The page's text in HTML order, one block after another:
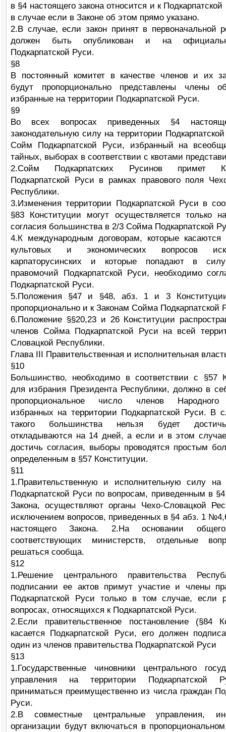
в §4 настоящего закона относится и к
в случае если в Законе об этом прямо указано.
2.В случае, если закон принят в первоначальной
должен быть опубликован и на
Подкарпатской Руси.
§8
В постоянный комитет в качестве членов и их
будут пропорционально представлены члены
избранные на территории Подкарпатской Руси.
§9
Во всех вопросах приведенных §4
законодательную силу на территории
Сойм Подкарпатской Руси, избранный на
тайных, выборах в соответствии с квотами
2.Сойм Подкарпатских Русинов примет
Подкарпатской Руси в рамках правового поля
Республики.
3.Изменения территории Подкарпатской Руси в
§83 Конституции могут осуществляется только
согласия большинства в 2/3 Сойма Подкарпатской
4.К международным договорам, которые касаются
культовых и экономических вопросов
карпаторусинских и которые попадают в
правомочий Подкарпатской Руси, необходимо
Подкарпатской Руси.
5.Положения §47 и §48, абз. 1 и 3 Конституции
пропорционально и к Законам Сойма Подкарпатской
6.Положение §§20,23 и 26 Конституции
членов Сойма Подкарпатской Руси на всей
Словацкой Республики.
Глава III Правительственная и исполнительная
§10
Большинство, необходимо в соответствии с §57
для избрания Президента Республики, должно в
пропорциональное число членов Народного
избранных на территории Подкарпатской Руси. В
такого большинства нельзя будет
откладываются на 14 дней, а если и в этом
достичь согласия, выборы проводятся простым
определенным в §57 Конституции.
§11
1.Правительственную и исполнительную силу на
Подкарпатской Руси по вопросам, приведенным в
Закона, осуществляют органы Чехо-Словацкой
исключением вопросов, приведенных в §4 абз. 1
настоящего Закона. 2.На основании
соответствующих министерств, отдельные
решаться сообща.
§12
1.Решение центрального правительства
подписании ее актов примут участие и члены
Подкарпатской Руси только в том случае, если
вопросах, относящихся к Подкарпатской Руси.
2.Если правительственное постановление (§84
касается Подкарпатской Руси, его должен
один из членов правительства Подкарпатской Руси
§13
1.Государственные чиновники центрального
управления на территории Подкарпатской
приниматься преимущественно из числа граждан
Руси.
2.В совместные центральные управления,
организации будут включаться в